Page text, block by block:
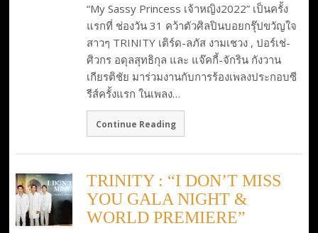
“My Sassy Princess เจ้าหญิง2022” เป็นครั้ง
แรกที่ ช่องวัน 31 คว้าตัวศิลปินบอยกรุ๊ปขวัญใจ
สาวๆ TRINITY เติร์ด-ลภัส งามเชวง , ปอร์เช่-
ศิวกร อดุลสุทธิกุล และ แจ๊คกี้-จักริน กังวาน
เกียรติชัย มาร่วมงานกับการร้องเพลงประกอบซี
รีส์ครั้งแรก ในเพลง…
Continue Reading
TRINITY : “I DON’T MISS
YOU GALA NIGHT &
WORLD PREMIERE”